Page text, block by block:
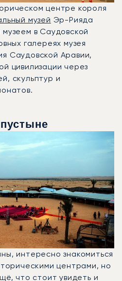
центре короля
музей Эр-Рияда
в Саудовской
галереях музея
Саудовской Аравии,
цивилизации через
скульптур и
интересно знакомиться
центрами, но
что стоит увидеть и